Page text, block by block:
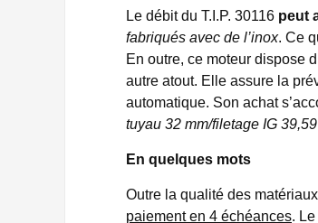
Le débit du T.I.P. 30116 peut
fabriqués avec de l’inox. Ce
En outre, ce moteur dispose
autre atout. Elle assure la
automatique. Son achat
tuyau 32 mm/filetage IG
En quelques mots
Outre la qualité des
paiement en 4 échéances.